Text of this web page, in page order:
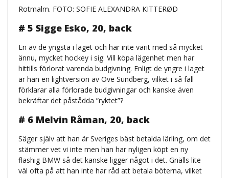
Rotmalm. FOTO: SOFIE ALEXANDRA KITTERØD
# 5 Sigge Esko, 20, back
En av de yngsta i laget och har inte varit med så mycket
ännu, mycket hockey i sig. Vill köpa lägenhet men har
hittills förlorat varenda budgivning. Enligt de yngre i laget
är han en lightversion av Ove Sundberg, vilket i så fall
förklarar alla förlorade budgivningar och kanske även
bekräftar det påstådda ”ryktet”?
# 6 Melvin Råman, 20, back
Säger själv att han är Sveriges bäst betalda lärling, om det
stämmer vet vi inte men han har nyligen köpt en ny
flashig BMW så det kanske ligger något i det. Gnälls lite
väl ofta på att han inte har råd att betala böterna, vilket